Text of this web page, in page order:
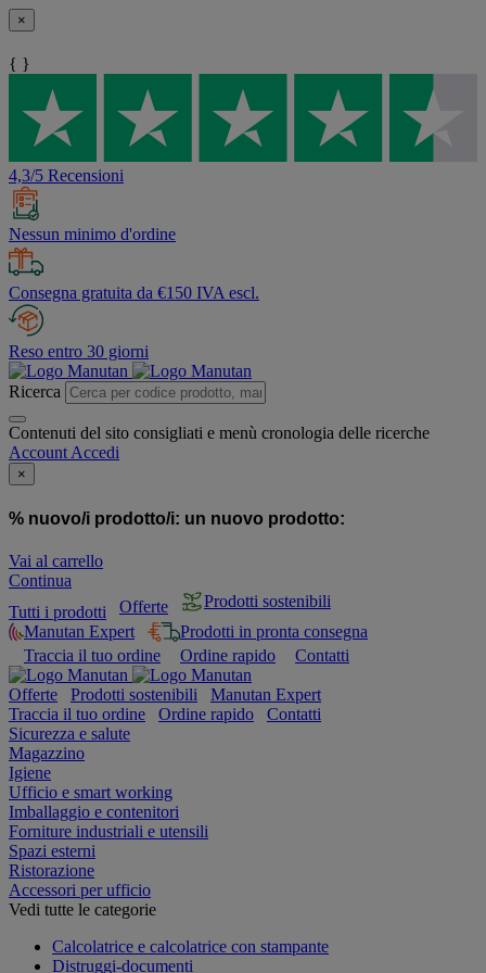
×
{ }
4,3/5 Recensioni
Nessun minimo d'ordine
Consegna gratuita da €150 IVA escl.
Reso entro 30 giorni
Ricerca
Contenuti del sito consigliati e menù cronologia delle ricerche
Account Accedi
×
% nuovo/i prodotto/i: un nuovo prodotto:
Vai al carrello
Continua
Tutti i prodotti
Offerte
Prodotti sostenibili
Manutan Expert
Prodotti in pronta consegna
Traccia il tuo ordine
Ordine rapido Contatti
Offerte Prodotti sostenibili
Manutan Expert
Traccia il tuo ordine
Ordine rapido
Contatti
Sicurezza e salute
Magazzino
Igiene
Ufficio e smart working
Imballaggio e contenitori
Forniture industriali e utensili
Spazi esterni
Ristorazione
Accessori per ufficio
Vedi tutte le categorie
Calcolatrice e calcolatrice con stampante
Distruggi-documenti